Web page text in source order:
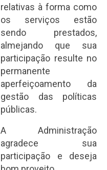
relativas à forma como
os serviços estão
sendo prestados,
almejando que sua
participação resulte no
permanente
aperfeiçoamento da
gestão das políticas
públicas.
A Administração
agradece sua
participação e deseja